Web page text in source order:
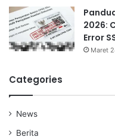
2026:
Error
Maret
Categories
News
Berita